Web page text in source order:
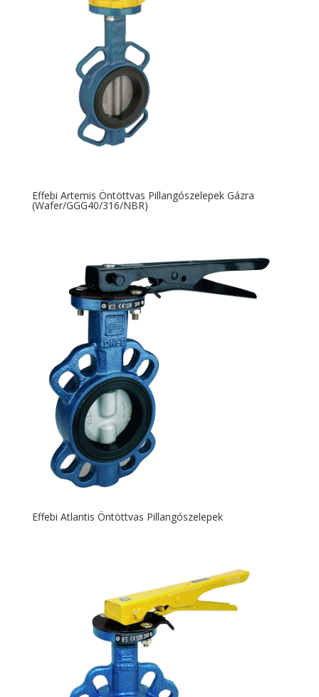
Effebi Artemis Öntöttvas Pillangószelepek Gázra
(Wafer/GGG40/316/NBR)
Effebi Atlantis Öntöttvas Pillangószelepek